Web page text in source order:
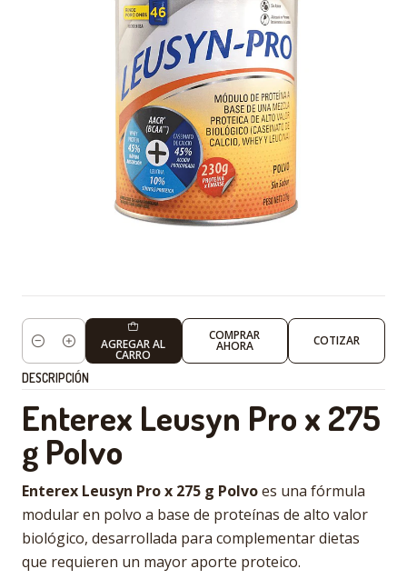
Cantidad AGREGAR AL
CARRO
COMPRAR
AHORA COTIZAR
DESCRIPCIÓN
Enterex Leusyn Pro x 275
g Polvo
Enterex Leusyn Pro x 275 g Polvoes una fórmula
modular en polvo a base de proteínas de alto valor
biológico, desarrollada para complementar dietas
que requieren un mayor aporte proteico.